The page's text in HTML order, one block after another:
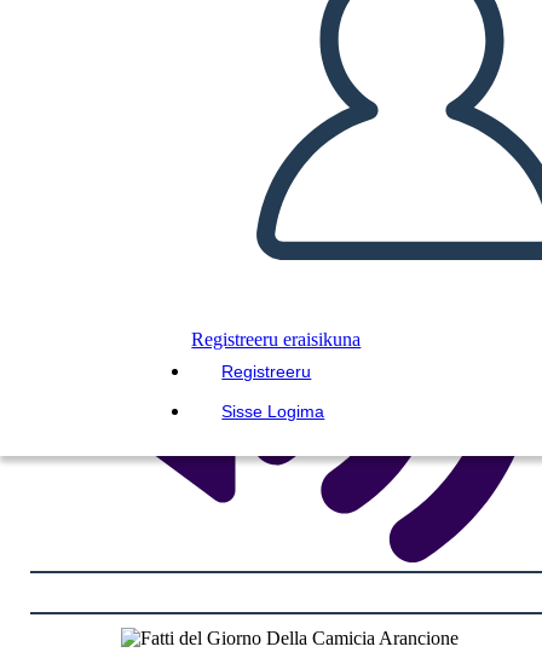
Registreeru eraisikuna
Registreeru
Sisse Logima
ESITA SLAIDIESITLUST
LOE MULLE